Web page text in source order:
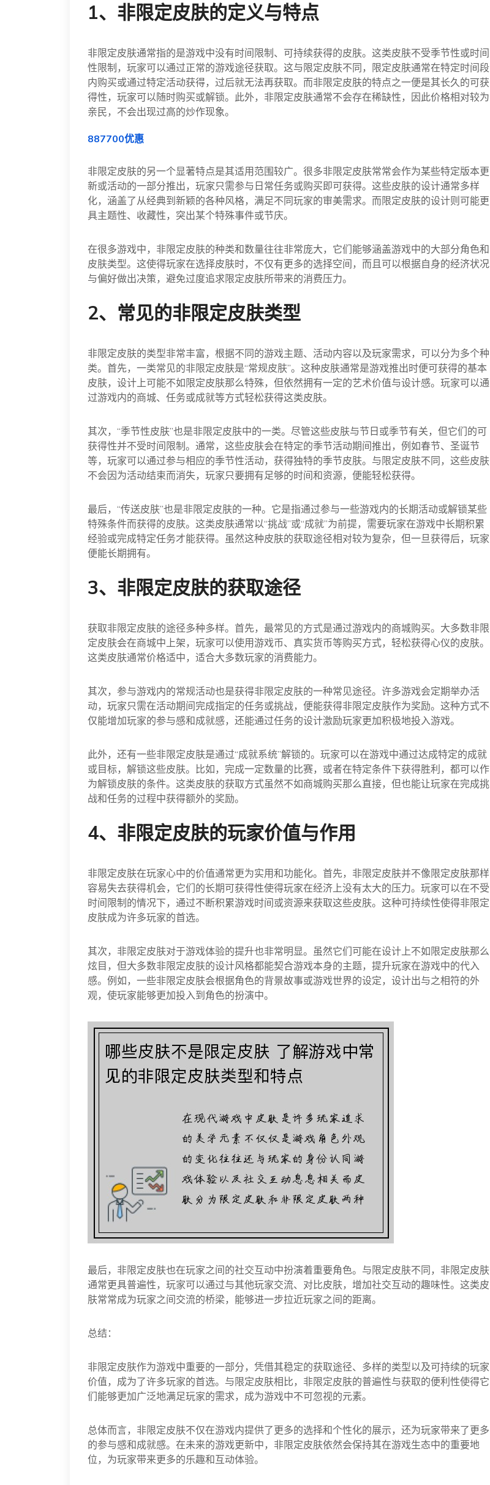
1、非限定皮肤的定义与特点
非限定皮肤通常指的是游戏中没有时间限制、可持续获得的皮肤。这类皮肤不受季节性或时间
性限制，玩家可以通过正常的游戏途径获取。这与限定皮肤不同，限定皮肤通常在特定时间段
内购买或通过特定活动获得，过后就无法再获取。而非限定皮肤的特点之一便是其长久的可获
得性，玩家可以随时购买或解锁。此外，非限定皮肤通常不会存在稀缺性，因此价格相对较为
亲民，不会出现过高的炒作现象。
887700优惠
非限定皮肤的另一个显著特点是其适用范围较广。很多非限定皮肤常常会作为某些特定版本更
新或活动的一部分推出，玩家只需参与日常任务或购买即可获得。这些皮肤的设计通常多样
化，涵盖了从经典到新颖的各种风格，满足不同玩家的审美需求。而限定皮肤的设计则可能更
具主题性、收藏性，突出某个特殊事件或节庆。
在很多游戏中，非限定皮肤的种类和数量往往非常庞大，它们能够涵盖游戏中的大部分角色和
皮肤类型。这使得玩家在选择皮肤时，不仅有更多的选择空间，而且可以根据自身的经济状况
与偏好做出决策，避免过度追求限定皮肤所带来的消费压力。
2、常见的非限定皮肤类型
非限定皮肤的类型非常丰富，根据不同的游戏主题、活动内容以及玩家需求，可以分为多个种
类。首先，一类常见的非限定皮肤是“常规皮肤”。这种皮肤通常是游戏推出时便可获得的基本
皮肤，设计上可能不如限定皮肤那么特殊，但依然拥有一定的艺术价值与设计感。玩家可以通
过游戏内的商城、任务或成就等方式轻松获得这类皮肤。
其次，“季节性皮肤”也是非限定皮肤中的一类。尽管这些皮肤与节日或季节有关，但它们的可
获得性并不受时间限制。通常，这些皮肤会在特定的季节活动期间推出，例如春节、圣诞节
等，玩家可以通过参与相应的季节性活动，获得独特的季节皮肤。与限定皮肤不同，这些皮肤
不会因为活动结束而消失，玩家只要拥有足够的时间和资源，便能轻松获得。
最后，“传送皮肤”也是非限定皮肤的一种。它是指通过参与一些游戏内的长期活动或解锁某些
特殊条件而获得的皮肤。这类皮肤通常以“挑战”或“成就”为前提，需要玩家在游戏中长期积累
经验或完成特定任务才能获得。虽然这种皮肤的获取途径相对较为复杂，但一旦获得后，玩家
便能长期拥有。
3、非限定皮肤的获取途径
获取非限定皮肤的途径多种多样。首先，最常见的方式是通过游戏内的商城购买。大多数非限
定皮肤会在商城中上架，玩家可以使用游戏币、真实货币等购买方式，轻松获得心仪的皮肤。
这类皮肤通常价格适中，适合大多数玩家的消费能力。
其次，参与游戏内的常规活动也是获得非限定皮肤的一种常见途径。许多游戏会定期举办活
动，玩家只需在活动期间完成指定的任务或挑战，便能获得非限定皮肤作为奖励。这种方式不
仅能增加玩家的参与感和成就感，还能通过任务的设计激励玩家更加积极地投入游戏。
此外，还有一些非限定皮肤是通过“成就系统”解锁的。玩家可以在游戏中通过达成特定的成就
或目标，解锁这些皮肤。比如，完成一定数量的比赛，或者在特定条件下获得胜利，都可以作
为解锁皮肤的条件。这类皮肤的获取方式虽然不如商城购买那么直接，但也能让玩家在完成挑
战和任务的过程中获得额外的奖励。
4、非限定皮肤的玩家价值与作用
非限定皮肤在玩家心中的价值通常更为实用和功能化。首先，非限定皮肤并不像限定皮肤那样
容易失去获得机会，它们的长期可获得性使得玩家在经济上没有太大的压力。玩家可以在不受
时间限制的情况下，通过不断积累游戏时间或资源来获取这些皮肤。这种可持续性使得非限定
皮肤成为许多玩家的首选。
其次，非限定皮肤对于游戏体验的提升也非常明显。虽然它们可能在设计上不如限定皮肤那么
炫目，但大多数非限定皮肤的设计风格都能契合游戏本身的主题，提升玩家在游戏中的代入
感。例如，一些非限定皮肤会根据角色的背景故事或游戏世界的设定，设计出与之相符的外
观，使玩家能够更加投入到角色的扮演中。
最后，非限定皮肤也在玩家之间的社交互动中扮演着重要角色。与限定皮肤不同，非限定皮肤
通常更具普遍性，玩家可以通过与其他玩家交流、对比皮肤，增加社交互动的趣味性。这类皮
肤常常成为玩家之间交流的桥梁，能够进一步拉近玩家之间的距离。
总结：
非限定皮肤作为游戏中重要的一部分，凭借其稳定的获取途径、多样的类型以及可持续的玩家
价值，成为了许多玩家的首选。与限定皮肤相比，非限定皮肤的普遍性与获取的便利性使得它
们能够更加广泛地满足玩家的需求，成为游戏中不可忽视的元素。
总体而言，非限定皮肤不仅在游戏内提供了更多的选择和个性化的展示，还为玩家带来了更多
的参与感和成就感。在未来的游戏更新中，非限定皮肤依然会保持其在游戏生态中的重要地
位，为玩家带来更多的乐趣和互动体验。